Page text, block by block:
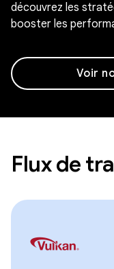
découvrez les
booster les
Voir
Flux de